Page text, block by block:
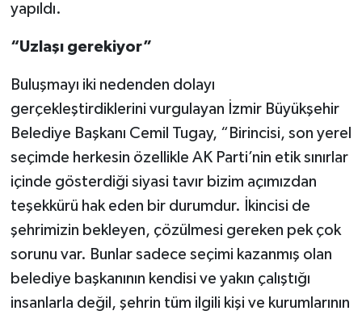
yapıldı.
“Uzlaşı gerekiyor”
Buluşmayı iki nedenden dolayı
gerçekleştirdiklerini vurgulayan İzmir Büyükşehir
Belediye Başkanı Cemil Tugay, “Birincisi, son yerel
seçimde herkesin özellikle AK Parti’nin etik sınırlar
içinde gösterdiği siyasi tavır bizim açımızdan
teşekkürü hak eden bir durumdur. İkincisi de
şehrimizin bekleyen, çözülmesi gereken pek çok
sorunu var. Bunlar sadece seçimi kazanmış olan
belediye başkanının kendisi ve yakın çalıştığı
insanlarla değil, şehrin tüm ilgili kişi ve kurumlarının